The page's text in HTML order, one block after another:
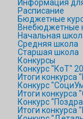
Информация
Расписание
Бюджетные
Внебюджетные
Начальная
Средняя школа
Старшая школа
Конкурсы
Конкурс "КоТ"
Итоги конкурса
Конкурс
Итоги конкурса
Конкурс
Итоги конкурса